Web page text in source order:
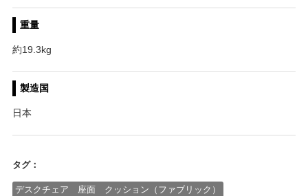
重量
約19.3kg
製造国
日本
タグ：
デスクチェア 座面 クッション（ファブリック）